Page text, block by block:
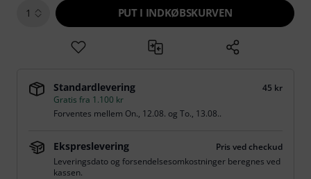
1 PUT I INDKØBSKURVEN
Standardlevering
45 kr
Gratis fra 1.100 kr
Forventes mellem On., 12.08. og To., 13.08..
Ekspreslevering
Pris ved checkud
Leveringsdato og forsendelsesomkostninger beregnes ved
kassen.